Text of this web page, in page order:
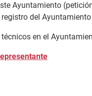
Ayuntamiento
del
en el